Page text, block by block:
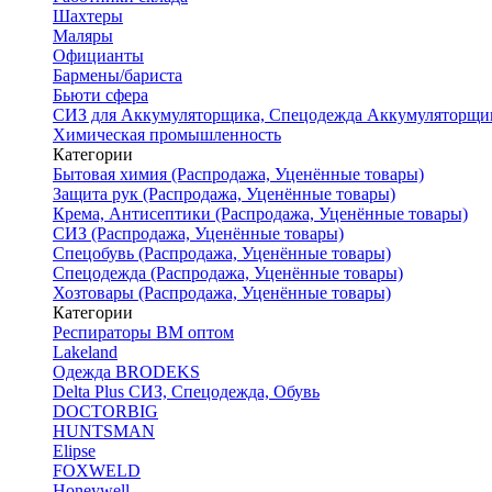
Шахтеры
Маляры
Официанты
Бармены/бариста
Бьюти сфера
СИЗ для Аккумуляторщика, Спецодежда
Химическая промышленность
Категории
Бытовая химия (Распродажа, Уценённые товары)
Защита рук (Распродажа, Уценённые товары)
Крема, Антисептики (Распродажа, Уценённые товары)
СИЗ (Распродажа, Уценённые товары)
Спецобувь (Распродажа, Уценённые товары)
Спецодежда (Распродажа, Уценённые товары)
Хозтовары (Распродажа, Уценённые товары)
Категории
Респираторы ВМ оптом
Lakeland
Одежда BRODEKS
Delta Plus СИЗ, Спецодежда, Обувь
DOCTORBIG
HUNTSMAN
Elipse
FOXWELD